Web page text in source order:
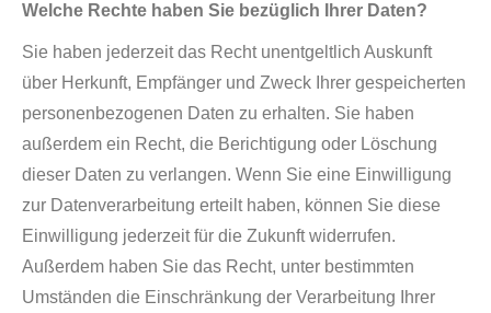
Welche Rechte haben Sie bezüglich Ihrer Daten?
Sie haben jederzeit das Recht unentgeltlich Auskunft
über Herkunft, Empfänger und Zweck Ihrer gespeicherten
personenbezogenen Daten zu erhalten. Sie haben
außerdem ein Recht, die Berichtigung oder Löschung
dieser Daten zu verlangen. Wenn Sie eine Einwilligung
zur Datenverarbeitung erteilt haben, können Sie diese
Einwilligung jederzeit für die Zukunft widerrufen.
Außerdem haben Sie das Recht, unter bestimmten
Umständen die Einschränkung der Verarbeitung Ihrer